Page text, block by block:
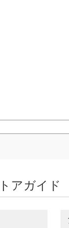
アガイド